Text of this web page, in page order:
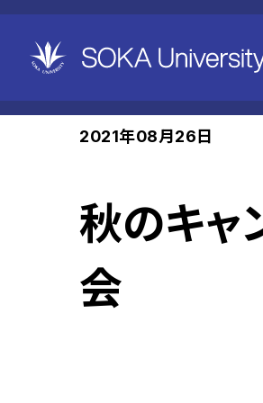
ホーム 入試情報
2021年08月26日
秋のキャ
会